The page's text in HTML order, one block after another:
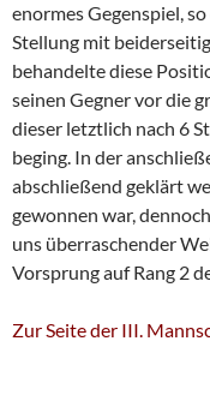
enormes Gegenspiel,
Stellung mit
behandelte diese
seinen Gegner vor die
dieser letztlich nach 6
beging. In der
abschließend geklärt
gewonnen war,
uns überraschender
Vorsprung auf Rang 2
Zur Seite der III.